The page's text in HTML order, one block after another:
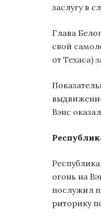
заслугу в
Глава
свой
от Техаса)
Вэнс
огонь на
послужил
риторику